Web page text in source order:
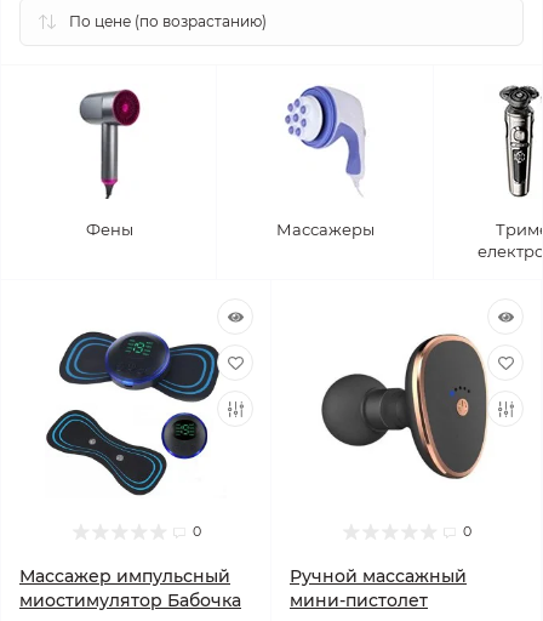
Фены Массажеры
0
Массажер импульсный
миостимулятор Бабочка
0
Ручной массажный
мини-пистолет